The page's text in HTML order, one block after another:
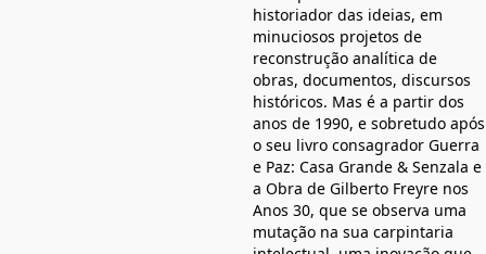
historiador das ideias, em
minuciosos projetos de
reconstrução analítica de
obras, documentos, discursos
históricos. Mas é a partir dos
anos de 1990, e sobretudo após
o seu livro consagrador Guerra
e Paz: Casa Grande & Senzala e
a Obra de Gilberto Freyre nos
Anos 30, que se observa uma
mutação na sua carpintaria